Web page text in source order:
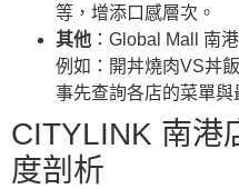
等，增添口感層次。
其他 ：Global Mall 南
例如：開丼燒肉VS丼
事先查詢各店的菜單與
CITYLINK 南港
度剖析